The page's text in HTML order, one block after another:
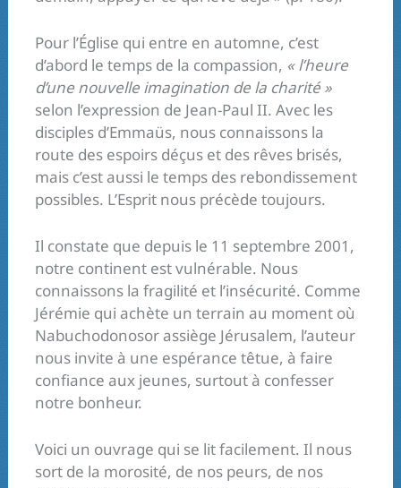
Pour l’Église qui entre en automne, c’est
d’abord le temps de la compassion, « l’heure
d’une nouvelle imagination de la charité »
selon l’expression de Jean-Paul II. Avec les
disciples d’Emmaüs, nous connaissons la
route des espoirs déçus et des rêves brisés,
mais c’est aussi le temps des rebondissement
possibles. L’Esprit nous précède toujours.
Il constate que depuis le 11 septembre 2001,
notre continent est vulnérable. Nous
connaissons la fragilité et l’insécurité. Comme
Jérémie qui achète un terrain au moment où
Nabuchodonosor assiège Jérusalem, l’auteur
nous invite à une espérance têtue, à faire
confiance aux jeunes, surtout à confesser
notre bonheur.
Voici un ouvrage qui se lit facilement. Il nous
sort de la morosité, de nos peurs, de nos